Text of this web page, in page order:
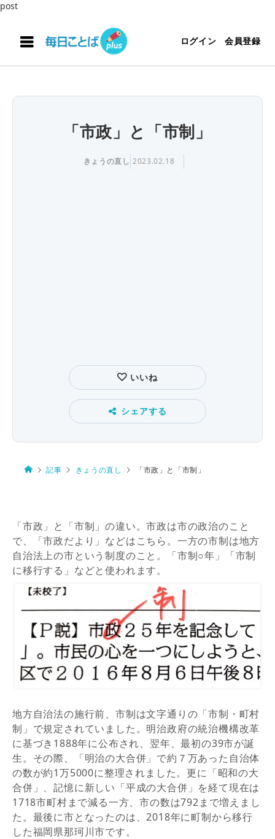
post
ログイン 会員登録
「市政」と「市制」
きょうの直し 2023.02.18
いいね
シェアする
記事 きょうの直し 「市政」と「市制」
「市政」と「市制」の違い。市政は市の政治のこと
で、「市政だより」などはこちら。一方の市制は地方
自治法上の市という制度のこと。「市制○年」「市制
に移行する」などと使われます。
地方自治法の施行前、市制は文字通りの「市制・町村
制」で規定されていました。明治政府の統治機構改革
に基づき1888年に公布され、翌年、最初の39市が誕
生。その際、「明治の大合併」で約７万あった自治体
の数が約1万5000に整理されました。更に「昭和の大
合併」、記憶に新しい「平成の大合併」を経て現在は
1718市町村まで減る一方、市の数は792まで増えまし
た。最後に市となったのは、2018年に町制から移行
した福岡県那珂川市です。